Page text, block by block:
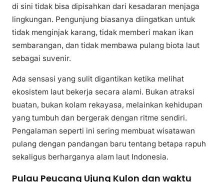
di sini tidak bisa dipisahkan dari kesadaran menjaga
lingkungan. Pengunjung biasanya diingatkan untuk
tidak menginjak karang, tidak memberi makan ikan
sembarangan, dan tidak membawa pulang biota laut
sebagai suvenir.
Ada sensasi yang sulit digantikan ketika melihat
ekosistem laut bekerja secara alami. Bukan atraksi
buatan, bukan kolam rekayasa, melainkan kehidupan
yang tumbuh dan bergerak dengan ritme sendiri.
Pengalaman seperti ini sering membuat wisatawan
pulang dengan pandangan baru tentang betapa rapuh
sekaligus berharganya alam laut Indonesia.
Pulau Peucang Ujung Kulon dan waktu